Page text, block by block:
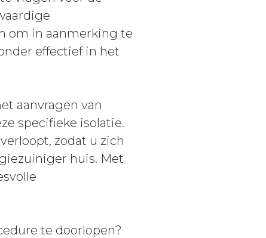
om in aanmerking te
effectief in het
aanvragen van
specifieke isolatie.
zodat u zich
huis. Met
te doorlopen?